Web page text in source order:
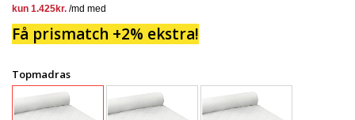
Få prismatch +2% ekstra!
Topmadras